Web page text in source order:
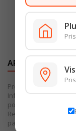
LIKO
APRAŠYMAS
Prekės išvaizda gali
Informacija, kurią
pobūdžio.
Rekomenduojame
pakuotės.